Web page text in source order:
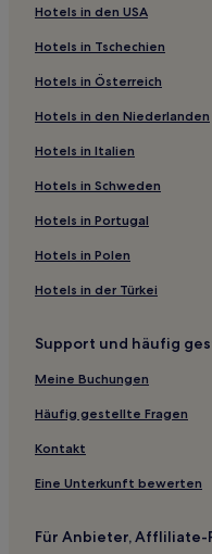
Hotels nahe U-Bahnhof
Salmdorf Hotels
Hotels nahe S-Bahnhof
Hotels nahe Golf Center
Hotels nahe Freizeitpark
München Hotels
Hotels nahe
Dornach Hotels
Bayern: Hotels
Haar Hotels
Unterbiberg Hotels
Parkstadt: Hotels
Hotels nahe
Landkreis Rosenheim:
Grasbrunn Hotels
Hotels in den USA
Hotels in Tschechien
Hotels in Österreich
Hotels in den Niederlanden
Hotels in Italien
Hotels in Schweden
Hotels in Portugal
Hotels in Polen
Hotels in der Türkei
Support und häufig
Meine Buchungen
Häufig gestellte Fragen
Kontakt
Eine Unterkunft bewerten
Für Anbieter,